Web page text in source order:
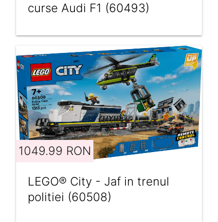
curse Audi F1 (60493)
1049.99 RON
LEGO® City - Jaf in trenul
politiei (60508)